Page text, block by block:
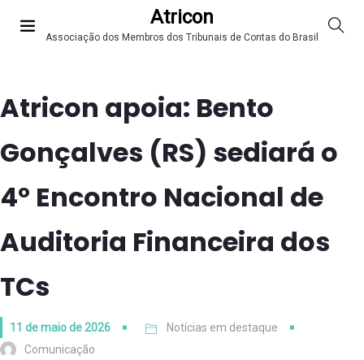
Atricon
Associação dos Membros dos Tribunais de Contas do Brasil
Atricon apoia: Bento
Gonçalves (RS) sediará o
4º Encontro Nacional de
Auditoria Financeira dos
TCs
11 de maio de 2026
Notícias em destaque
Comunicação